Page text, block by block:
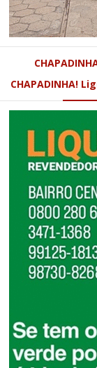
CHAPADINHA!